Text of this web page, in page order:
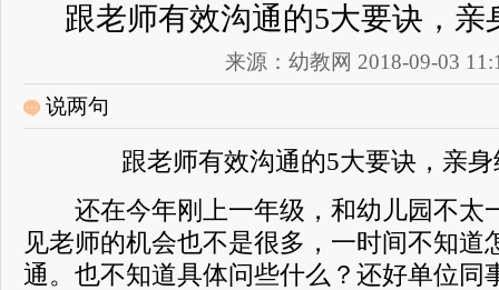
跟老师有效沟通的5大要诀，亲
来源：幼教网 2018-09-03
说两句
跟老师有效沟通的5大要诀，亲
还在今年刚上一年级，和幼儿园不太
见老师的机会也不是很多，一时间不知道
通。也不知道具体问些什么？还好单位同